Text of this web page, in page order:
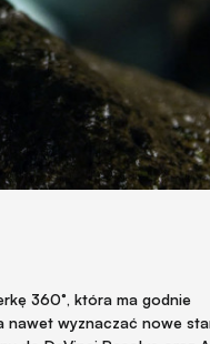
360°, która ma godnie
nawet wyznaczać nowe